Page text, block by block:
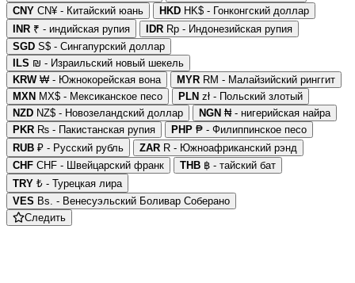
CNY CN¥ - Китайский юань HKD HK$ - Гонконгский доллар
INR ₹ - индийская рупия IDR Rp - Индонезийская рупия
SGD S$ - Сингапурский доллар
ILS ₪ - Израильский новый шекель
KRW₩ - Южнокорейская вона MYR RM - Малайзийский ринггит
MXN MX$ - Мексиканское песо PLN zł - Польский злотый
NZD NZ$ - Новозеландский доллар NGN ₦ - нигерийская найра
PKR ₨ - Пакистанская рупия PHP ₱ - Филиппинское песо
RUB ₽ - Русский рубль ZAR R - Южноафриканский рэнд
CHF CHF - Швейцарский франк THB ฿ - тайский бат
TRY ₺ - Турецкая лира
VES Bs. - Венесуэльский Боливар Соберано
Следить